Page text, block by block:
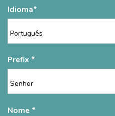
Idioma
Prefix
Nome